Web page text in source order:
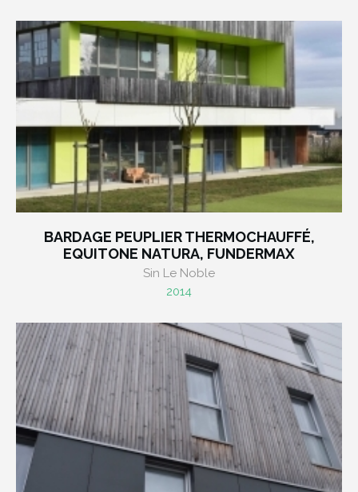
BARDAGE PEUPLIER THERMOCHAUFFÉ,
EQUITONE NATURA, FUNDERMAX
Sin Le Noble
2014